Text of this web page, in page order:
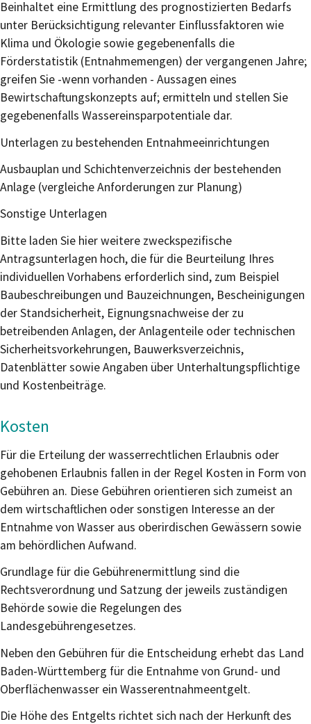
Beinhaltet eine Ermittlung des prognostizierten Bedarfs
unter Berücksichtigung relevanter Einflussfaktoren wie
Klima und Ökologie sowie gegebenenfalls die
Förderstatistik (Entnahmemengen) der vergangenen Jahre;
greifen Sie -wenn vorhanden - Aussagen eines
Bewirtschaftungskonzepts auf; ermitteln und stellen Sie
gegebenenfalls Wassereinsparpotentiale dar.
Unterlagen zu bestehenden Entnahmeeinrichtungen
Ausbauplan und Schichtenverzeichnis der bestehenden
Anlage (vergleiche Anforderungen zur Planung)
Sonstige Unterlagen
Bitte laden Sie hier weitere zweckspezifische
Antragsunterlagen hoch, die für die Beurteilung Ihres
individuellen Vorhabens erforderlich sind, zum Beispiel
Baubeschreibungen und Bauzeichnungen, Bescheinigungen
der Standsicherheit, Eignungsnachweise der zu
betreibenden Anlagen, der Anlagenteile oder technischen
Sicherheitsvorkehrungen, Bauwerksverzeichnis,
Datenblätter sowie Angaben über Unterhaltungspflichtige
und Kostenbeiträge.
Kosten
Für die Erteilung der wasserrechtlichen Erlaubnis oder
gehobenen Erlaubnis fallen in der Regel Kosten in Form von
Gebühren an. Diese Gebühren orientieren sich zumeist an
dem wirtschaftlichen oder sonstigen Interesse an der
Entnahme von Wasser aus oberirdischen Gewässern sowie
am behördlichen Aufwand.
Grundlage für die Gebührenermittlung sind die
Rechtsverordnung und Satzung der jeweils zuständigen
Behörde sowie die Regelungen des
Landesgebührengesetzes.
Neben den Gebühren für die Entscheidung erhebt das Land
Baden-Württemberg für die Entnahmevon Grund- und
Oberflächenwasser ein Wasserentnahmeentgelt.
Die Höhe des Entgelts richtet sich nach der Herkunft des